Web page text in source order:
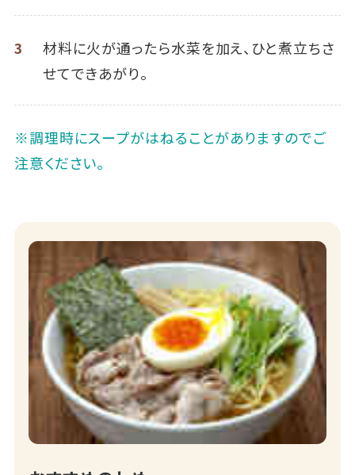
3
材料に火が通ったら水菜を加え、ひと煮立ちさ
せてできあがり。
※調理時にスープがはねることがありますのでご
注意ください。